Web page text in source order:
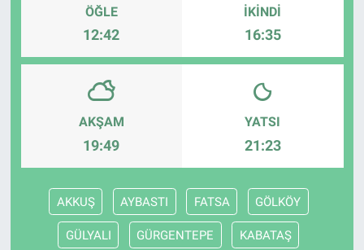
ÖĞLE
12:42
İKINDI
16:35
AKŞAM
19:49
YATSI
21:23
AKKUŞ AYBASTI FATSA GÖLKÖY
GÜLYALI GÜRGENTEPE KABATAŞ